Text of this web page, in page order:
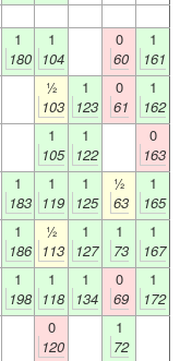
1
180
1
104
0
60
1
161
½
103
1
123
0
61
1
162
1
105
1
122
0
163
1
183
1
119
1
125
½
63
1
165
1
186
½
113
1
127
1
73
1
167
1
198
1
118
1
134
0
69
1
172
0
120
1
72